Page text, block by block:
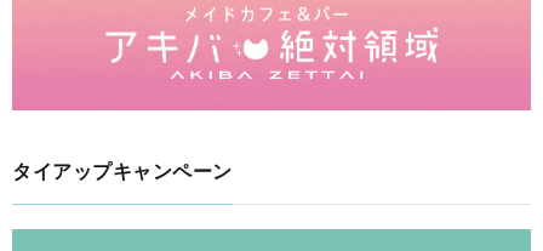
タイアップキャンペーン